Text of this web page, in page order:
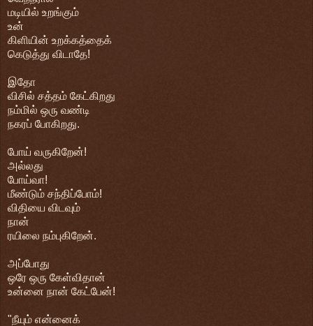
மடியில் உறங்கும்
உன்
கிளியின் உறக்கத்தைக்
கெடுத்து விடாதே!
இதோ
விசில் சத்தம் கேட்கிறது
நம்மில் ஒரு வண்டி
நகரப் போகிறது.
போய் வருகிறேன்!
அல்லது
போய்வா!
மீண்டும் சந்திப்போம்!
விதியை விடவும்
நான்
ரயிலை நம்புகிறேன்.
அப்போது
ஒரே ஒரு கேள்விதான்
உன்னை நான் கேட்பேன்!
"நீயும் என்னைக்